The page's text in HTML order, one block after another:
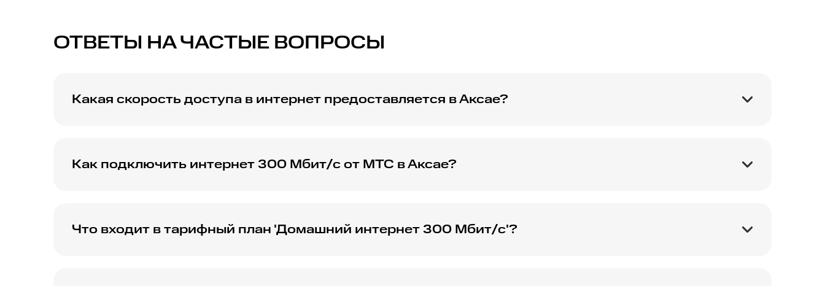
ОТВЕТЫ НА ЧАСТЫЕ ВОПРОСЫ
Какая скорость доступа в интернет предоставляется в Аксае?
Как подключить интернет 300 Мбит/с от МТС в Аксае?
Что входит в тарифный план 'Домашний интернет 300 Мбит/с'?